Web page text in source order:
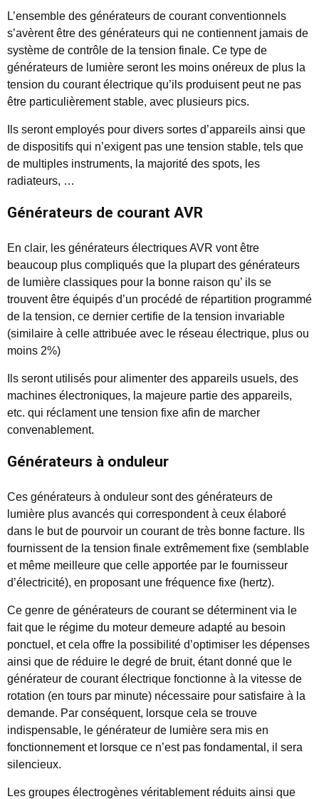
L’ensemble des générateurs de courant conventionnels
s’avèrent être des générateurs qui ne contiennent jamais de
système de contrôle de la tension finale. Ce type de
générateurs de lumière seront les moins onéreux de plus la
tension du courant électrique qu’ils produisent peut ne pas
être particulièrement stable, avec plusieurs pics.
Ils seront employés pour divers sortes d’appareils ainsi que
de dispositifs qui n’exigent pas une tension stable, tels que
de multiples instruments, la majorité des spots, les
radiateurs, …
Générateurs de courant AVR
En clair, les générateurs électriques AVR vont être
beaucoup plus compliqués que la plupart des générateurs
de lumière classiques pour la bonne raison qu’ ils se
trouvent être équipés d’un procédé de répartition programmé
de la tension, ce dernier certifie de la tension invariable
(similaire à celle attribuée avec le réseau électrique, plus ou
moins 2%)
Ils seront utilisés pour alimenter des appareils usuels, des
machines électroniques, la majeure partie des appareils,
etc. qui réclament une tension fixe afin de marcher
convenablement.
Générateurs à onduleur
Ces générateurs à onduleur sont des générateurs de
lumière plus avancés qui correspondent à ceux élaboré
dans le but de pourvoir un courant de très bonne facture. Ils
fournissent de la tension finale extrêmement fixe (semblable
et même meilleure que celle apportée par le fournisseur
d’électricité), en proposant une fréquence fixe (hertz).
Ce genre de générateurs de courant se déterminent via le
fait que le régime du moteur demeure adapté au besoin
ponctuel, et cela offre la possibilité d’optimiser les dépenses
ainsi que de réduire le degré de bruit, étant donné que le
générateur de courant électrique fonctionne à la vitesse de
rotation (en tours par minute) nécessaire pour satisfaire à la
demande. Par conséquent, lorsque cela se trouve
indispensable, le générateur de lumière sera mis en
fonctionnement et lorsque ce n’est pas fondamental, il sera
silencieux.
Les groupes électrogènes véritablement réduits ainsi que